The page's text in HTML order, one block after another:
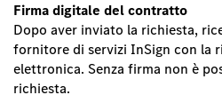
Firma digitale del contratto
Dopo aver inviato la richiesta,
fornitore di servizi InSign con la
elettronica. Senza firma non è
richiesta.